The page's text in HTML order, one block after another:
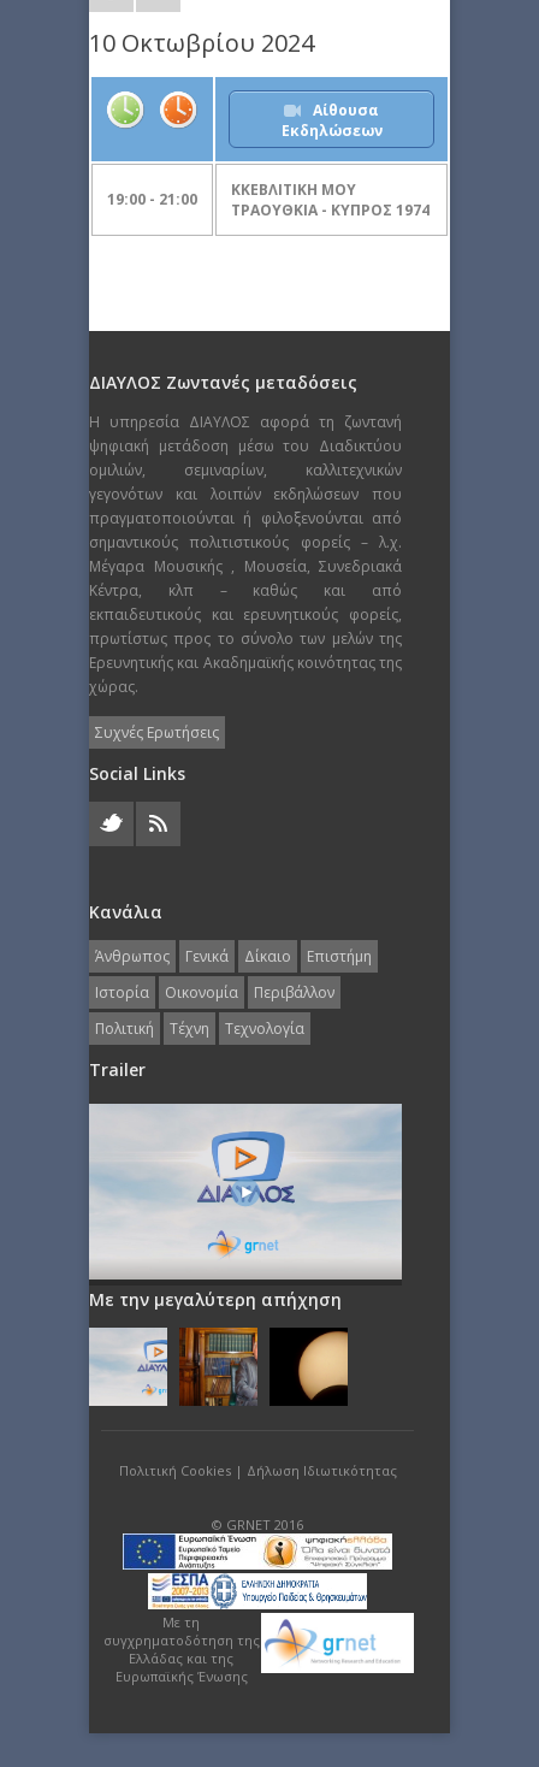
10 Οκτωβρίου 2024
Αίθουσα
Εκδηλώσεων
19:00 - 21:00
ΚΚΕΒΛΙΤΙΚΗ ΜΟΥ
ΤΡΑΟΥΘΚΙΑ - ΚΥΠΡΟΣ 1974
ΔΙΑΥΛΟΣ Ζωντανές μεταδόσεις
Η υπηρεσία ΔΙΑΥΛΟΣ αφορά τη ζωντανή
ψηφιακή μετάδοση μέσω του Διαδικτύου
ομιλιών, σεμιναρίων, καλλιτεχνικών
γεγονότων και λοιπών εκδηλώσεων που
πραγματοποιούνται ή φιλοξενούνται από
σημαντικούς πολιτιστικούς φορείς – λ.χ.
Μέγαρα Μουσικής , Μουσεία, Συνεδριακά
Κέντρα, κλπ – καθώς και από
εκπαιδευτικούς και ερευνητικούς φορείς,
πρωτίστως προς το σύνολο των μελών της
Ερευνητικής και Ακαδημαϊκής κοινότητας της
χώρας.
Συχνές Ερωτήσεις
Social Links
Κανάλια
Άνθρωπος Γενικά Δίκαιο
Επιστήμη
Ιστορία
Οικονομία
Περιβάλλον
Πολιτική
Τέχνη Τεχνολογία
Trailer
Με την μεγαλύτερη απήχηση
Πολιτική Cookies| Δήλωση Ιδιωτικότητας
© GRNET 2016
Με τη
συγχρηματοδότηση της
Ελλάδας και της
Ευρωπαϊκής Ένωσης